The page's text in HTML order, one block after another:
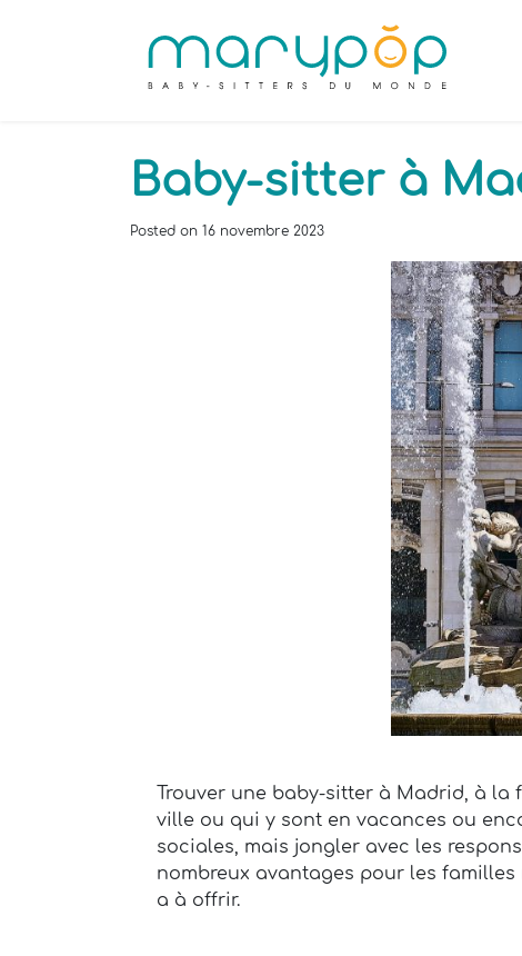
Baby-sitter à
Posted on 16 novembre 2023
Trouver une baby-sitter à Madrid, à
ville ou qui y sont en vacances ou
sociales, mais jongler avec les
nombreux avantages pour les
a à offrir.